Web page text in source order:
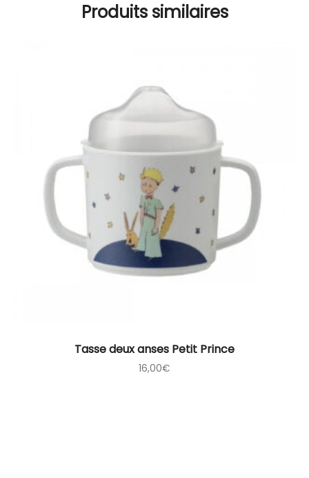
Produits similaires
Tasse deux anses Petit Prince
16,00€